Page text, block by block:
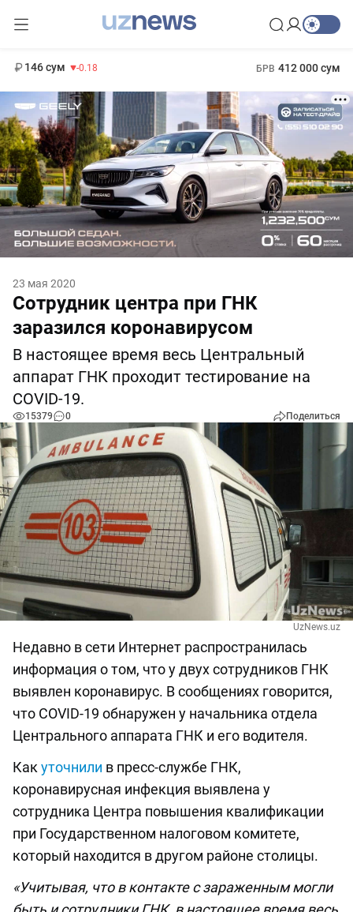
146 сум -0.18 БРВ 412 000 сум
23 мая 2020
Сотрудник центра при ГНК
заразился коронавирусом
В настоящее время весь Центральный
аппарат ГНК проходит тестирование на
COVID-19.
15379 0 Поделиться
UzNews.uz
Недавно в сети Интернет распространилась
информация о том, что у двух сотрудников ГНК
выявлен коронавирус. В сообщениях говорится,
что COVID-19 обнаружен у начальника отдела
Центрального аппарата ГНК и его водителя.
Какуточнили в пресс-службе ГНК,
коронавирусная инфекция выявлена у
сотрудника Центра повышения квалификации
при Государственном налоговом комитете,
который находится в другом районе столицы.
«Учитывая, что в контакте с зараженным могли